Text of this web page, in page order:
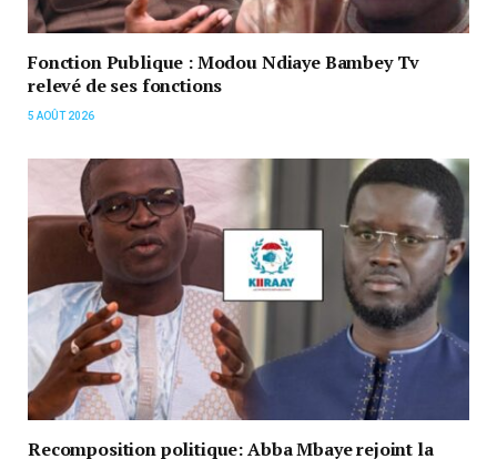
Fonction Publique : Modou Ndiaye Bambey Tv
relevé de ses fonctions
5 AOÛT 2026
Recomposition politique: Abba Mbaye rejoint la